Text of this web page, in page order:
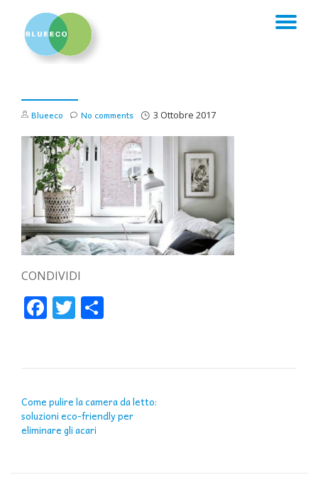
Blueeco 3 Ottobre 2017
No comments
CONDIVIDI
FacebookTwitter
Come pulire la camera da letto:
soluzioni eco-friendly per
eliminare gli acari